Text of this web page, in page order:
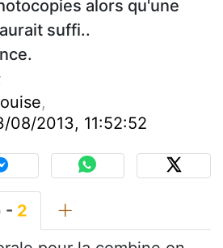
alors qu'une
suffi..
,
08/2013, 11:52:52
- 2